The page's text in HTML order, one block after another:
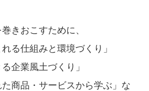
きおこすために、
る仕組みと環境づくり」
企業風土づくり」
た商品・サービスから学ぶ」な